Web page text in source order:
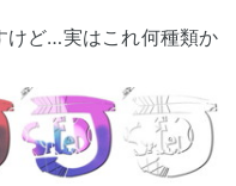
けど…実はこれ何種類か